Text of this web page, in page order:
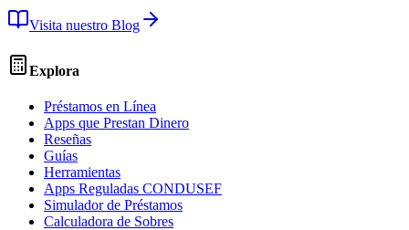
Visita nuestro Blog
Explora
Préstamos en Línea
Apps que Prestan Dinero
Reseñas
Guías
Herramientas
Apps Reguladas CONDUSEF
Simulador de Préstamos
Calculadora de Sobres